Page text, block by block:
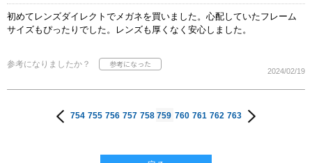
初めてレンズダイレクトでメガネを買いました。心配していたフレーム
サイズもぴったりでした。レンズも厚くなく安心しました。
参考になりましたか？
2024/02/19
754 755 756 757 758 759 760 761 762 763